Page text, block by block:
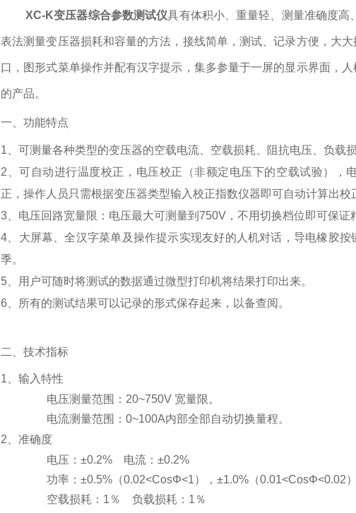
XC-K变压器综合参数测试仪具有体积小、重量轻、测量准确度高
表法测量变压器损耗和容量的方法，接线简单，测试、记录方便，大
口，图形式菜单操作并配有汉字提示，集多参量于一屏的显示界面，
的产品。
一、功能特点
1 、可测量各种类型的变压器的空载电流、空载损耗、阻抗电压、负载
2 、可自动进行温度校正，电压校正（非额定电压下的空载试验）
正，操作人员只需根据变压器类型输入校正指数仪器即可自动计算出校
3 、电压回路宽量限：电压最大可测量到750V ，不用切换档位即可保
4 、大屏幕、全汉字菜单及操作提示实现友好的人机对话，导电橡胶
季。
5 、用户可随时将测试的数据通过微型打印机将结果打印出来。
6 、所有的测试结果可以记录的形式保存起来，以备查阅。
二、技术指标
1 、输入特性
电压测量范围： 20~750V 宽量限。
电流测量范围：0~100A内部全部自动切换量程。
2 、准确度
电压：±0.2% 电流：±0.2%
功率：±0.5% （0.02<CosΦ<1），±1.0% （0.01<CosΦ<0.02
空载损耗： 1 ％ 负载损耗： 1 ％